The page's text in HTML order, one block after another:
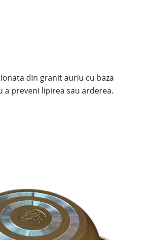
din granit auriu cu baza
preveni lipirea sau arderea.